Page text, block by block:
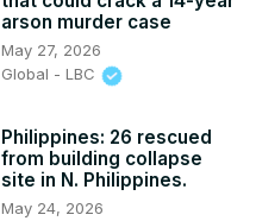
arson murder case
May 27, 2026
Global - LBC
Philippines: 26 rescued
from building collapse
site in N. Philippines.
May 24, 2026